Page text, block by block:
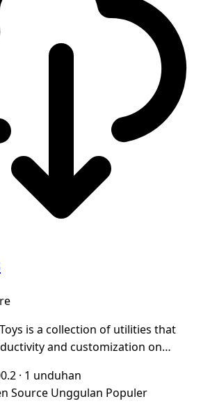
is a collection of utilities that
and customization on
· 1 unduhan
Source Unggulan Populer